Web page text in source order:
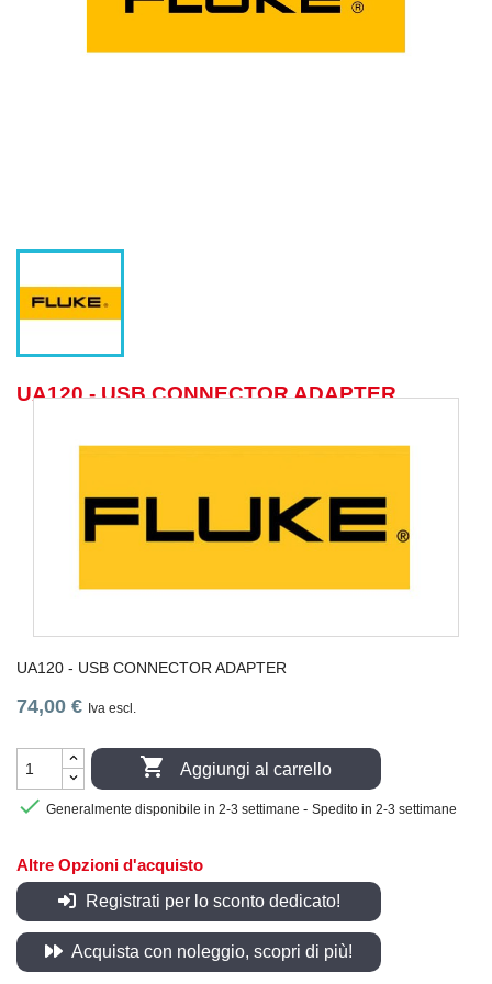
UA120 - USB CONNECTOR ADAPTER
UA120 - USB CONNECTOR ADAPTER
74,00 € Iva escl.
 Aggiungi al carrello
 Generalmente disponibile in 2-3 settimane - Spedito in 2-3 settimane
Altre Opzioni d'acquisto
Registrati per lo sconto dedicato!
Acquista con noleggio, scopri di più!